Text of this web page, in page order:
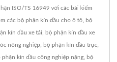
ISO/TS 16949 với các bài kiểm
các bộ phận kín dầu cho ô tô, bộ
kín dầu xe tải, bộ phận kín dầu xe
nông nghiệp, bộ phận kín dầu trục,
kín dầu công nghiệp nặng, bộ